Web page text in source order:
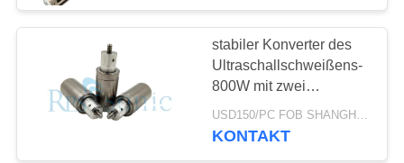
SITEMAP
DATENSCHUTZRICHTLINIE
stabiler Konverter des
Ultraschallschweißens-
800W mit zwei
keramischen Chips
USD150/PC FOB SHANGHAI MOQ:1pcs
KONTAKT